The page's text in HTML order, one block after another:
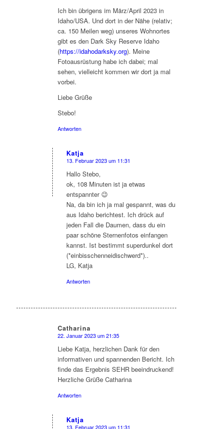
Ich bin übrigens im März/April 2023 in
Idaho/USA. Und dort in der Nähe (relativ;
ca. 150 Meilen weg) unseres Wohnortes
gibt es den Dark Sky Reserve Idaho
(https://idahodarksky.org). Meine
Fotoausrüstung habe ich dabei; mal
sehen, vielleicht kommen wir dort ja mal
vorbei.
Liebe Grüße
Stebo!
Antworten
Katja
sagte:
13. Februar 2023 um 11:31
Hallo Stebo,
ok, 108 Minuten ist ja etwas
entspannter 😉
Na, da bin ich ja mal gespannt, was du
aus Idaho berichtest. Ich drück auf
jeden Fall die Daumen, dass du ein
paar schöne Sternenfotos einfangen
kannst. Ist bestimmt superdunkel dort
(*einbisschenneidischwerd*)..
LG, Katja
Antworten
Catharina
sagte:
22. Januar 2023 um 21:35
Liebe Katja, herzlichen Dank für den
informativen und spannenden Bericht. Ich
finde das Ergebnis SEHR beeindruckend!
Herzliche Grüße Catharina
Antworten
Katja
13. Februar 2023 um 11:31